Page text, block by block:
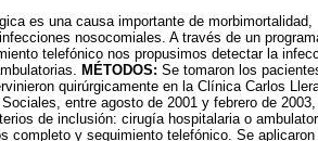
es una causa importante de morbimortalidad,
nosocomiales. A través de un
telefónico nos propusimos detectar la
MÉTODOS: Se tomaron los
quirúrgicamente en la Clínica Carlos
entre agosto de 2001 y febrero de
de inclusión: cirugía hospitalaria o
completo y seguimiento telefónico. Se aplicaron